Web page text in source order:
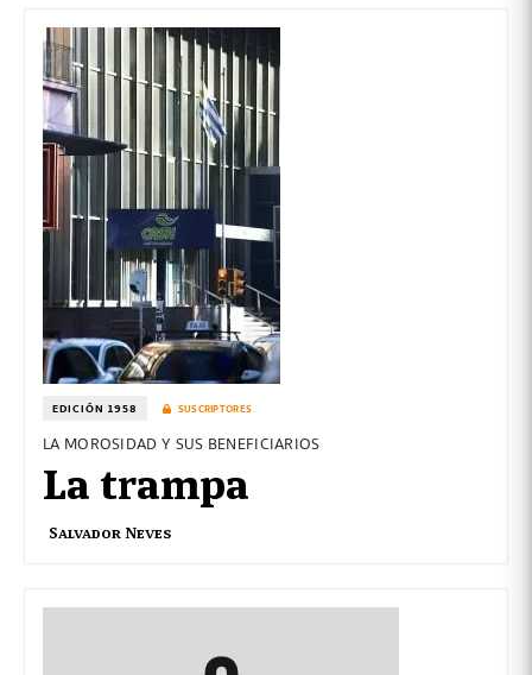
EDICIÓN 1958 SUSCRIPTORES
LA MOROSIDAD Y SUS BENEFICIARIOS
La trampa
Salvador Neves